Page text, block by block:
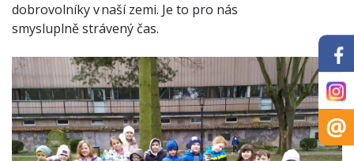
dobrovolníky v naší zemi. Je to pro nás
smysluplně strávený čas.